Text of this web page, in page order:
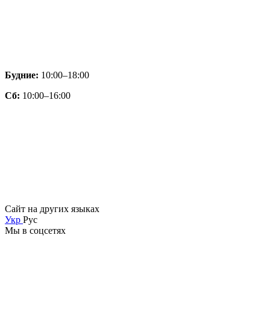
Будние: 10:00–18:00
Сб: 10:00–16:00
Сайт на других языках
Укр Рус
Мы в соцсетях